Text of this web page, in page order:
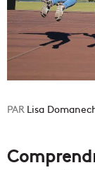
Lisa